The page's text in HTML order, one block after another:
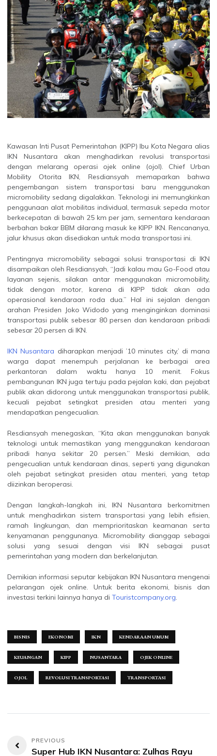
Kawasan Inti Pusat Pemerintahan (KIPP) Ibu Kota Negara alias
IKN Nusantara akan menghadirkan revolusi transportasi
dengan melarang operasi ojek online (ojol). Chief Urban
Mobility Otorita IKN, Resdiansyah memaparkan bahwa
pengembangan sistem transportasi baru menggunakan
micromobility sedang digalakkan. Teknologi ini memungkinkan
penggunaan alat mobilitas individual, termasuk sepeda motor
berkecepatan di bawah 25 km per jam, sementara kendaraan
berbahan bakar BBM dilarang masuk ke KIPP IKN. Rencananya,
jalur khusus akan disediakan untuk moda transportasi ini.
Pentingnya micromobility sebagai solusi transportasi di IKN
disampaikan oleh Resdiansyah, “Jadi kalau mau Go-Food atau
layanan sejenis, silakan antar menggunakan micromobility,
tidak dengan motor, karena di KIPP tidak akan ada
operasional kendaraan roda dua.” Hal ini sejalan dengan
arahan Presiden Joko Widodo yang menginginkan dominasi
transportasi publik sebesar 80 persen dan kendaraan pribadi
sebesar 20 persen di IKN.
IKN Nusantara diharapkan menjadi ’10 minutes city,’ di mana
warga dapat menempuh perjalanan ke berbagai area
perkantoran dalam waktu hanya 10 menit. Fokus
pembangunan IKN juga tertuju pada pejalan kaki, dan pejabat
publik akan didorong untuk menggunakan transportasi publik,
kecuali pejabat setingkat presiden atau menteri yang
mendapatkan pengecualian.
Resdiansyah menegaskan, “Kita akan menggunakan banyak
teknologi untuk memastikan yang menggunakan kendaraan
pribadi hanya sekitar 20 persen.” Meski demikian, ada
pengecualian untuk kendaraan dinas, seperti yang digunakan
oleh pejabat setingkat presiden atau menteri, yang tetap
diizinkan beroperasi.
Dengan langkah-langkah ini, IKN Nusantara berkomitmen
untuk menghadirkan sistem transportasi yang lebih efisien,
ramah lingkungan, dan memprioritaskan keamanan serta
kenyamanan penggunanya. Micromobility dianggap sebagai
solusi yang sesuai dengan visi IKN sebagai pusat
pemerintahan yang modern dan berkelanjutan.
Demikian informasi seputar kebijakan IKN Nusantara mengenai
pelarangan ojek online. Untuk berita ekonomi, bisnis dan
investasi terkini lainnya hanya di Touristcompany.org.
BISNIS EKONOMI IKN KENDARAAN UMUM
KEUANGAN KIPP NUSANTARA OJEK ONLINE
OJOL REVOLUSI TRANSPORTASI TRANSPORTASI
Navigasi
Super Hub IKN Nusantara: Zulhas Rayu